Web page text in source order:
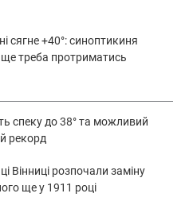
сягне +40°: синоптикиня
ще треба протриматись
спеку до 38° та можливий
рекорд
Вінниці розпочали заміну
ще у 1911 році